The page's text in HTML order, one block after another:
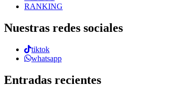
RANKING
Nuestras redes sociales
tiktok
whatsapp
Entradas recientes